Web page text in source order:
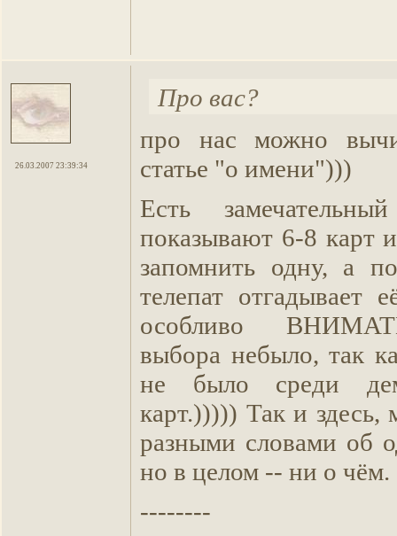
26.03.2007 23:39:34
Про вас?
про нас можно
статье "о имени")))
Есть
показывают 6-8 карт
запомнить одну, а
телепат отгадывает
особливо
выбора небыло, так
не было среди
карт.))))) Так и здесь,
разными словами об
но в целом -- ни о чём.
--------